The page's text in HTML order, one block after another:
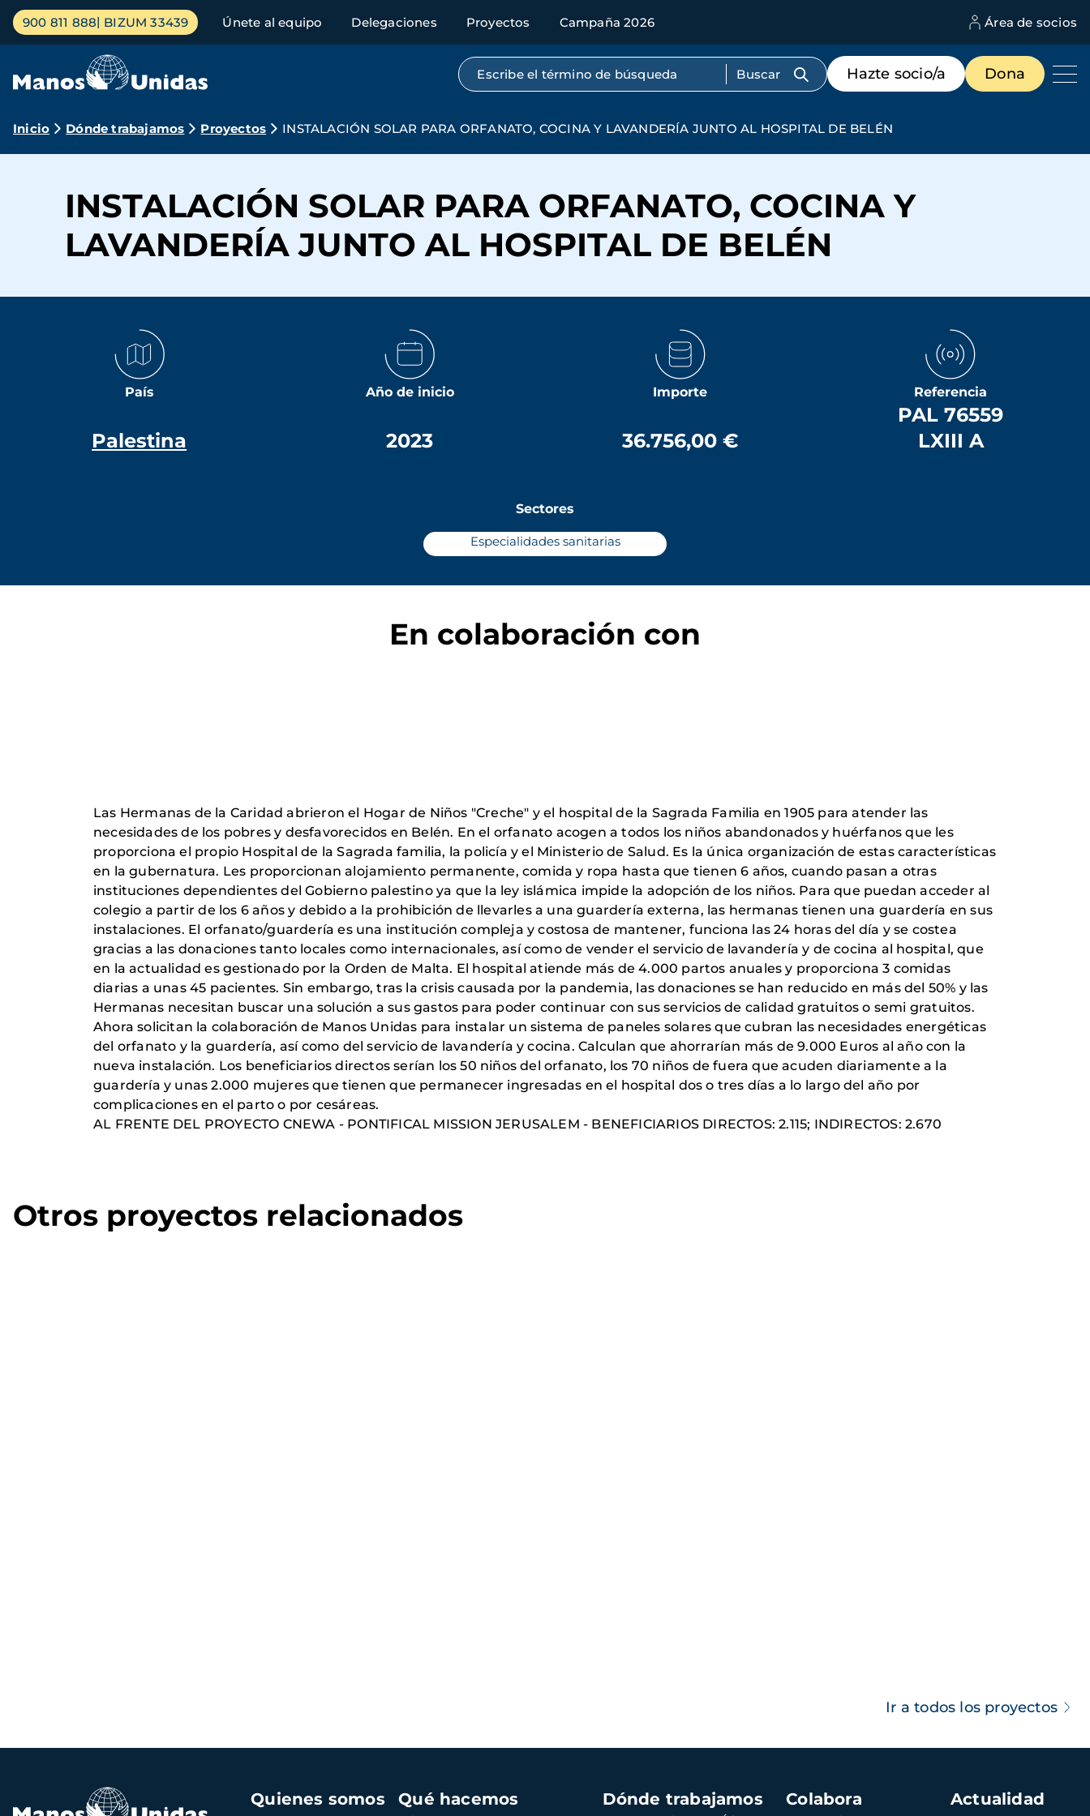
Pasar
contenido
Menú
principal
900 811 888 BIZUM 33439 Únete al equipo Delegaciones Proyectos Campaña 2026 Área de socios
Búsqueda por texto completo
Menú
de
destacados
Hazte socio/a Dona
Ruta
navegación
Inicio Dónde trabajamos Proyectos INSTALACIÓN SOLAR PARA ORFANATO, COCINA Y LAVANDERÍA JUNTO AL HOSPITAL DE BELÉN
INSTALACIÓN SOLAR PARA ORFANATO, COCINA Y
LAVANDERÍA JUNTO AL HOSPITAL DE BELÉN
País
Palestina
Año de inicio
2023
Importe
36.756,00 €
Referencia
PAL 76559
LXIII A
Sectores
Especialidades sanitarias
En colaboración con
Las Hermanas de la Caridad abrieron el Hogar de Niños "Creche" y el hospital de la Sagrada Familia en 1905 para atender las
necesidades de los pobres y desfavorecidos en Belén. En el orfanato acogen a todos los niños abandonados y huérfanos que les
proporciona el propio Hospital de la Sagrada familia, la policía y el Ministerio de Salud. Es la única organización de estas características
en la gubernatura. Les proporcionan alojamiento permanente, comida y ropa hasta que tienen 6 años, cuando pasan a otras
instituciones dependientes del Gobierno palestino ya que la ley islámica impide la adopción de los niños. Para que puedan acceder al
colegio a partir de los 6 años y debido a la prohibición de llevarles a una guardería externa, las hermanas tienen una guardería en sus
instalaciones. El orfanato/guardería es una institución compleja y costosa de mantener, funciona las 24 horas del día y se costea
gracias a las donaciones tanto locales como internacionales, así como de vender el servicio de lavandería y de cocina al hospital, que
en la actualidad es gestionado por la Orden de Malta. El hospital atiende más de 4.000 partos anuales y proporciona 3 comidas
diarias a unas 45 pacientes. Sin embargo, tras la crisis causada por la pandemia, las donaciones se han reducido en más del 50% y las
Hermanas necesitan buscar una solución a sus gastos para poder continuar con sus servicios de calidad gratuitos o semi gratuitos.
Ahora solicitan la colaboración de Manos Unidas para instalar un sistema de paneles solares que cubran las necesidades energéticas
del orfanato y la guardería, así como del servicio de lavandería y cocina. Calculan que ahorrarían más de 9.000 Euros al año con la
nueva instalación. Los beneficiarios directos serían los 50 niños del orfanato, los 70 niños de fuera que acuden diariamente a la
guardería y unas 2.000 mujeres que tienen que permanecer ingresadas en el hospital dos o tres días a lo largo del año por
complicaciones en el parto o por cesáreas.
AL FRENTE DEL PROYECTO CNEWA - PONTIFICAL MISSION JERUSALEM - BENEFICIARIOS DIRECTOS: 2.115; INDIRECTOS: 2.670
Otros proyectos relacionados
Ir a todos los proyectos
Navegación
principal
Quienes somos Qué hacemos Dónde trabajamos Colabora Actualidad